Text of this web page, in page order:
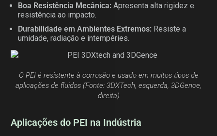
Boa Resistência Mecânica: Apresenta alta rigidez e
resistência ao impacto.
Durabilidade em Ambientes Extremos: Resiste a
umidade, radiação e intempéries.
O PEI é resistente à corrosão e usado em muitos tipos de
aplicações de fluidos (Fonte: 3DXTech, esquerda, 3DGence,
direita)
Aplicações do PEI na Indústria